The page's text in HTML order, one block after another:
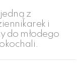
z
i
do młodego